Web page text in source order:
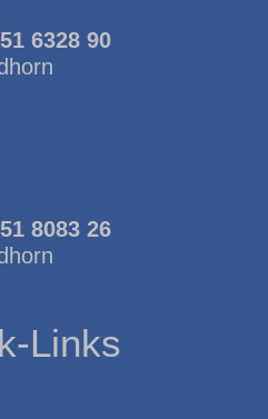
6328 90
8083 26
Links